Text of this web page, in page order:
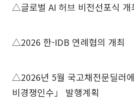
△글로벌 AI 허브 비전선포식 개
△2026 한-IDB 연례협의 개최
△2026년 5월 국고채전문딜러
비경쟁인수」 발행계획